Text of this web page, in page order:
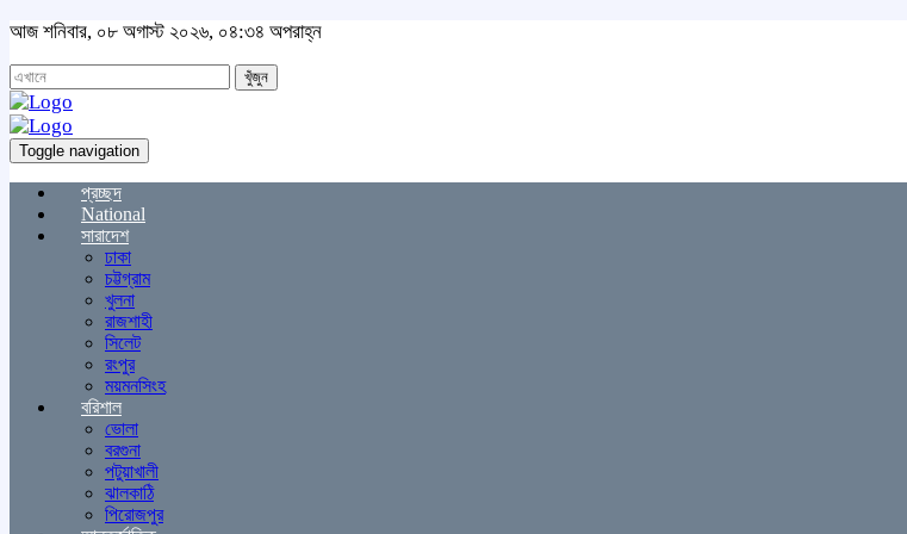
আজ শনিবার, ০৮ অগাস্ট ২০২৬, ০৪:৩৪ অপরাহ্ন
খুঁজুন
Toggle navigation
প্রচ্ছদ
National
সারাদেশ
ঢাকা
চট্টগ্রাম
খুলনা
রাজশাহী
সিলেট
রংপুর
ময়মনসিংহ
বরিশাল
ভোলা
বরগুনা
পটুয়াখালী
ঝালকাঠি
পিরোজপুর